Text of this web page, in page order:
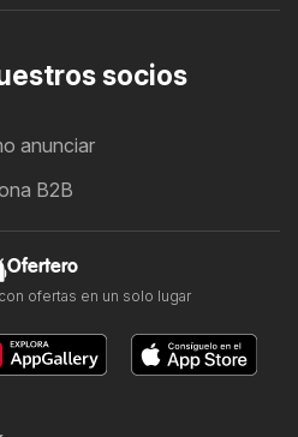
socios
anunciar
B2B
Ofertero
ofertas en un solo lugar